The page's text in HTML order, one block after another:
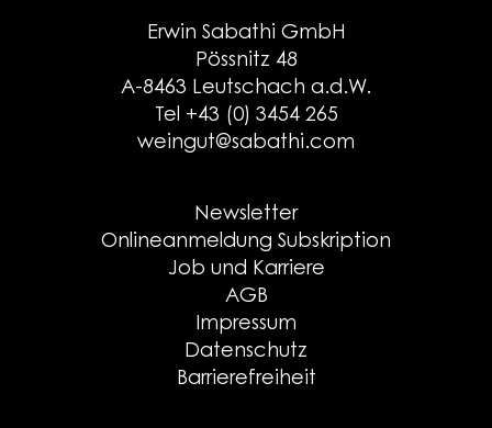
Erwin Sabathi GmbH
Pössnitz 48
A-8463 Leutschach a.d.W.
Tel +43 (0) 3454 265
weingut@sabathi.com
Newsletter
Onlineanmeldung Subskription
Job und Karriere
AGB
Impressum
Datenschutz
Barrierefreiheit